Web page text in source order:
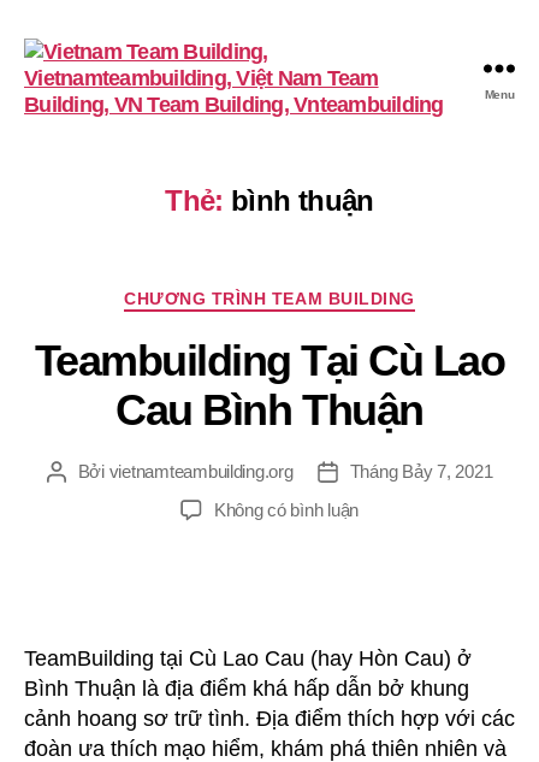
VietnamTeambuilding
Menu
Thẻ: bình thuận
Chuyên
CHƯƠNG TRÌNH TEAM BUILDING
Teambuilding Tại Cù Lao
Cau Bình Thuận
TácBởi vietnamteambuilding.org
Ngày
đăng
Tháng Bảy 7, 2021
Không có bình luậnở
Bình
Thuận
TeamBuilding tại Cù Lao Cau (hay Hòn Cau) ở
Bình Thuận là địa điểm khá hấp dẫn bở khung
cảnh hoang sơ trữ tình. Địa điểm thích hợp với các
đoàn ưa thích mạo hiểm, khám phá thiên nhiên và